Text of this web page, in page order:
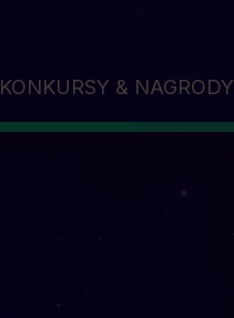
KONKURSY & NAGRODY